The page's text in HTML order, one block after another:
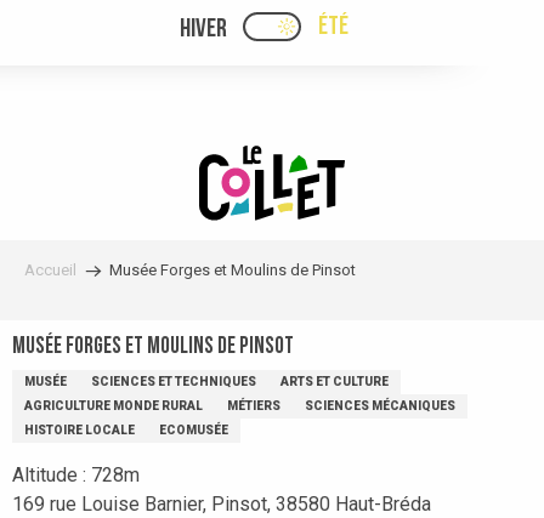
PAGE D’ACCUEIL ACTUELLE ÉTÉ :
HIVER PAGE D’ACCUEIL
ÉTÉ
Accueil Musée Forges et Moulins de Pinsot
Musée Forges et Moulins de Pinsot
MUSÉE SCIENCES ET TECHNIQUES
ARTS ET CULTURE
AGRICULTURE MONDE RURAL
MÉTIERS
SCIENCES MÉCANIQUES
HISTOIRE LOCALE
ECOMUSÉE
Altitude : 728m
169 rue Louise Barnier, Pinsot, 38580 Haut-Bréda